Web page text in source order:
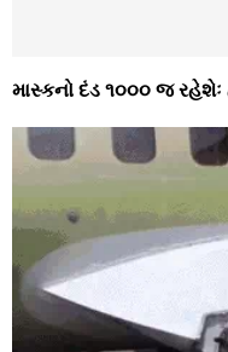
માસ્કનો દંડ ૧૦૦૦ જ રહેશેઃ